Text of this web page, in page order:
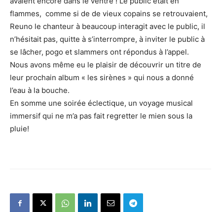
flammes, comme si de de vieux copains se retrouvaient,
Reuno le chanteur à beaucoup interagit avec le public, il
n’hésitait pas, quitte à s’interrompre, à inviter le public à
se lâcher, pogo et slammers ont répondus à l’appel.
Nous avons même eu le plaisir de découvrir un titre de
leur prochain album « les sirènes » qui nous a donné
l’eau à la bouche.
En somme une soirée éclectique, un voyage musical
immersif qui ne m’a pas fait regretter le mien sous la
pluie!